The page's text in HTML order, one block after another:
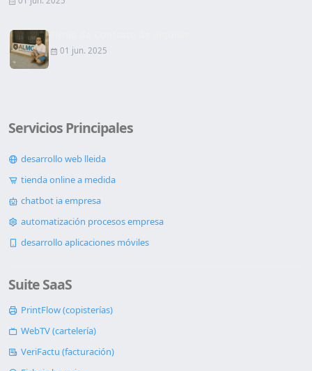
01 jun. 2025
Servicios Principales
desarrollo web lleida
tienda online a medida
chatbot ia empresa
automatización procesos empresa
desarrollo aplicaciones móviles
Suite SaaS
PrintFlow (copisterías)
WebTV (cartelería)
VeriFactu (facturación)